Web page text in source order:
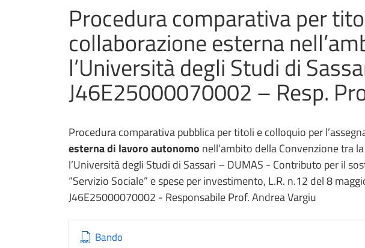
Procedura comparativa per
collaborazione esterna
l’Università degli Studi di
J46E25000070002 – Resp.
Procedura comparativa pubblica per titoli e colloquio per
esterna di lavoro autonomo nell’ambito della Convenzione tra
l’Università degli Studi di Sassari – DUMAS - Contributo per il
“Servizio Sociale” e spese per investimento, L.R. n.12 del 8
J46E25000070002 - Responsabile Prof. Andrea Vargiu
Bando